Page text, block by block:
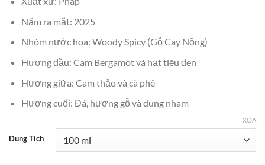
Năm ra mắt: 2025
Nhóm nước hoa: Woody Spicy (Gỗ Cay Nồng)
Hương đầu: Cam Bergamot và hạt tiêu đen
Hương giữa: Cam thảo và cà phê
Hương cuối: Đá, hương gỗ và dung nham
Dung Tích
XÓA